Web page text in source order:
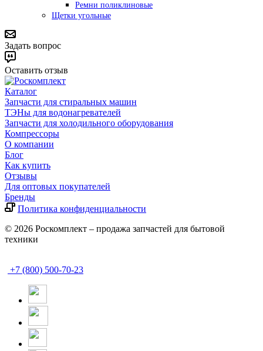
Ремни поликлиновые
Щетки угольные
Задать вопрос
Оставить отзыв
Каталог
Запчасти для стиральных машин
ТЭНы для водонагревателей
Запчасти для холодильного оборудования
Компрессоры
О компании
Блог
Как купить
Отзывы
Для оптовых покупателей
Бренды
Политика конфиденциальности
© 2026 Роскомплект – продажа запчастей для бытовой
техники
+7 (800) 500-70-23